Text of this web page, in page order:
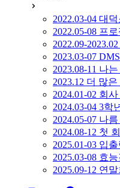
2022.03-04 대
2022.05-08 프
2022.09-
2023.03-07
2023.08-11 나
2023.12 더 많
2024.01-02 회
2024.03-04 3학
2024.05-07 나
2024.08-12 첫
2025.01-03 입출
2025.03-08 효
2025.09-12 연